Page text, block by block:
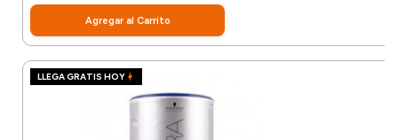
Agregar al Carrito
LLEGA GRATIS HOY